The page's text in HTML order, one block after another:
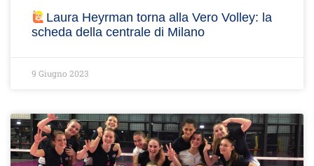
Laura Heyrman torna alla Vero Volley: la
scheda della centrale di Milano
9 Giugno 2023